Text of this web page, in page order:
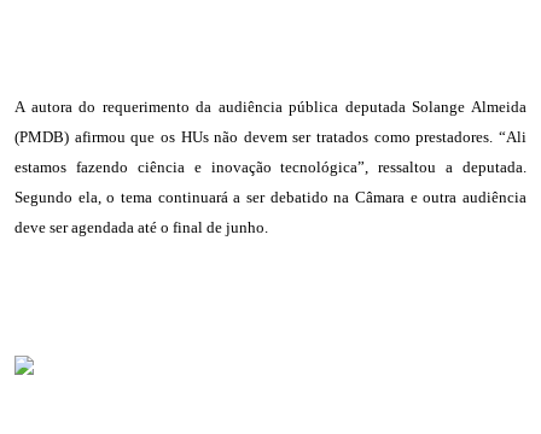
A autora do requerimento da audiência pública deputada Solange Almeida
(PMDB) afirmou que os HUs não devem ser tratados como prestadores. “Ali
estamos fazendo ciência e inovação tecnológica”, ressaltou a deputada.
Segundo ela, o tema continuará a ser debatido na Câmara e outra audiência
deve ser agendada até o final de junho.